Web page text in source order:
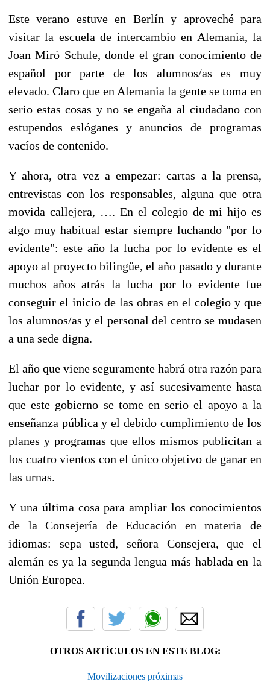
Este verano estuve en Berlín y aproveché para
visitar la escuela de intercambio en Alemania, la
Joan Miró Schule, donde el gran conocimiento de
español por parte de los alumnos/as es muy
elevado. Claro que en Alemania la gente se toma en
serio estas cosas y no se engaña al ciudadano con
estupendos eslóganes y anuncios de programas
vacíos de contenido.
Y ahora, otra vez a empezar: cartas a la prensa,
entrevistas con los responsables, alguna que otra
movida callejera, …. En el colegio de mi hijo es
algo muy habitual estar siempre luchando "por lo
evidente": este año la lucha por lo evidente es el
apoyo al proyecto bilingüe, el año pasado y durante
muchos años atrás la lucha por lo evidente fue
conseguir el inicio de las obras en el colegio y que
los alumnos/as y el personal del centro se mudasen
a una sede digna.
El año que viene seguramente habrá otra razón para
luchar por lo evidente, y así sucesivamente hasta
que este gobierno se tome en serio el apoyo a la
enseñanza pública y el debido cumplimiento de los
planes y programas que ellos mismos publicitan a
los cuatro vientos con el único objetivo de ganar en
las urnas.
Y una última cosa para ampliar los conocimientos
de la Consejería de Educación en materia de
idiomas: sepa usted, señora Consejera, que el
alemán es ya la segunda lengua más hablada en la
Unión Europea.
OTROS ARTÍCULOS EN ESTE BLOG:
Movilizaciones próximas